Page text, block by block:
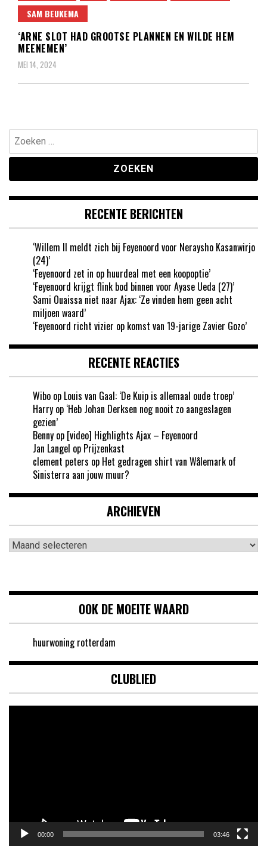
SAM BEUKEMA
‘ARNE SLOT HAD GROOTSE PLANNEN EN WILDE HEM
MEENEMEN’
MEI 14, 2024
Zoeken
naar:
RECENTE BERICHTEN
‘Willem II meldt zich bij Feyenoord voor Neraysho Kasanwirjo
(24)’
‘Feyenoord zet in op huurdeal met een koopoptie’
‘Feyenoord krijgt flink bod binnen voor Ayase Ueda (27)’
Sami Ouaissa niet naar Ajax: ‘Ze vinden hem geen acht
miljoen waard’
‘Feyenoord richt vizier op komst van 19-jarige Zavier Gozo’
RECENTE REACTIES
Wibo op Louis van Gaal: ‘De Kuip is allemaal oude troep’
Harry op ‘Heb Johan Derksen nog nooit zo aangeslagen
gezien’
Benny op [video] Highlights Ajax – Feyenoord
Jan Langel op Prijzenkast
clement peters op Het gedragen shirt van Wålemark of
Sinisterra aan jouw muur?
ARCHIEVEN
Archieven
OOK DE MOEITE WAARD
huurwoning rotterdam
CLUBLIED
00:00 03:46